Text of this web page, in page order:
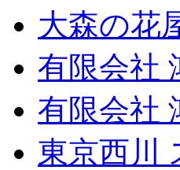
大森の花
有限会社
有限会社
東京西川